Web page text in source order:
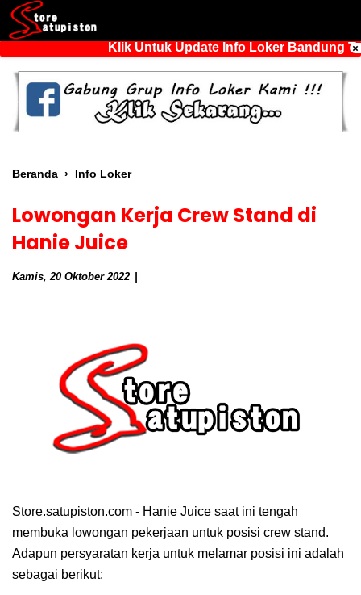
Beranda › Info Loker
Lowongan Kerja Crew Stand di
Hanie Juice
Kamis, 20 Oktober 2022
Store.satupiston.com - Hanie Juice saat ini tengah
membuka lowongan pekerjaan untuk posisi crew stand.
Adapun persyaratan kerja untuk melamar posisi ini adalah
sebagai berikut:
Klik Untuk Update Info Loker Bandung